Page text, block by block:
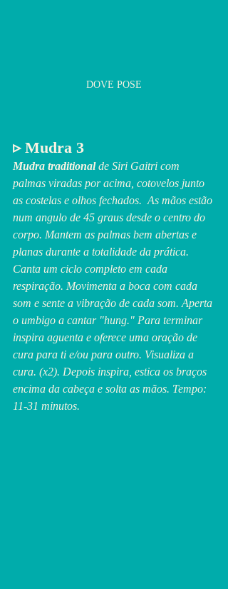
DOVE POSE
▹ Mudra 3
Mudra traditional de Siri Gaitri com
palmas viradas por acima, cotovelos junto
as costelas e olhos fechados.  As mãos estão
num angulo de 45 graus desde o centro do
corpo. Mantem as palmas bem abertas e
planas durante a totalidade da prática.
Canta um ciclo completo em cada
respiração. Movimenta a boca com cada
som e sente a vibração de cada som. Aperta
o umbigo a cantar "hung." Para terminar
inspira aguenta e oferece uma oração de
cura para ti e/ou para outro. Visualiza a
cura. (x2). Depois inspira, estica os braços
encima da cabeça e solta as mãos. Tempo:
11-31 minutos.